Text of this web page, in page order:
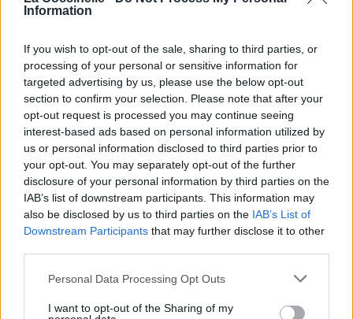
Information
If you wish to opt-out of the sale, sharing to third parties, or
processing of your personal or sensitive information for
targeted advertising by us, please use the below opt-out
section to confirm your selection. Please note that after your
opt-out request is processed you may continue seeing
interest-based ads based on personal information utilized by
us or personal information disclosed to third parties prior to
your opt-out. You may separately opt-out of the further
disclosure of your personal information by third parties on the
IAB’s list of downstream participants. This information may
also be disclosed by us to third parties on the IAB’s List of
Downstream Participants that may further disclose it to other
Personal Data Processing Opt Outs
I want to opt-out of the Sharing of my
Biographie
Téléchargements
Photos
Corrections & commentaires
Dire «merci» pour cette traduction Corriger une erreur